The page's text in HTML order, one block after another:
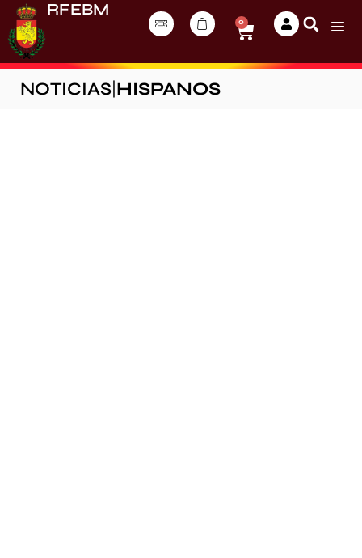
RFEBM
0
NOTICIAS HISPANOS